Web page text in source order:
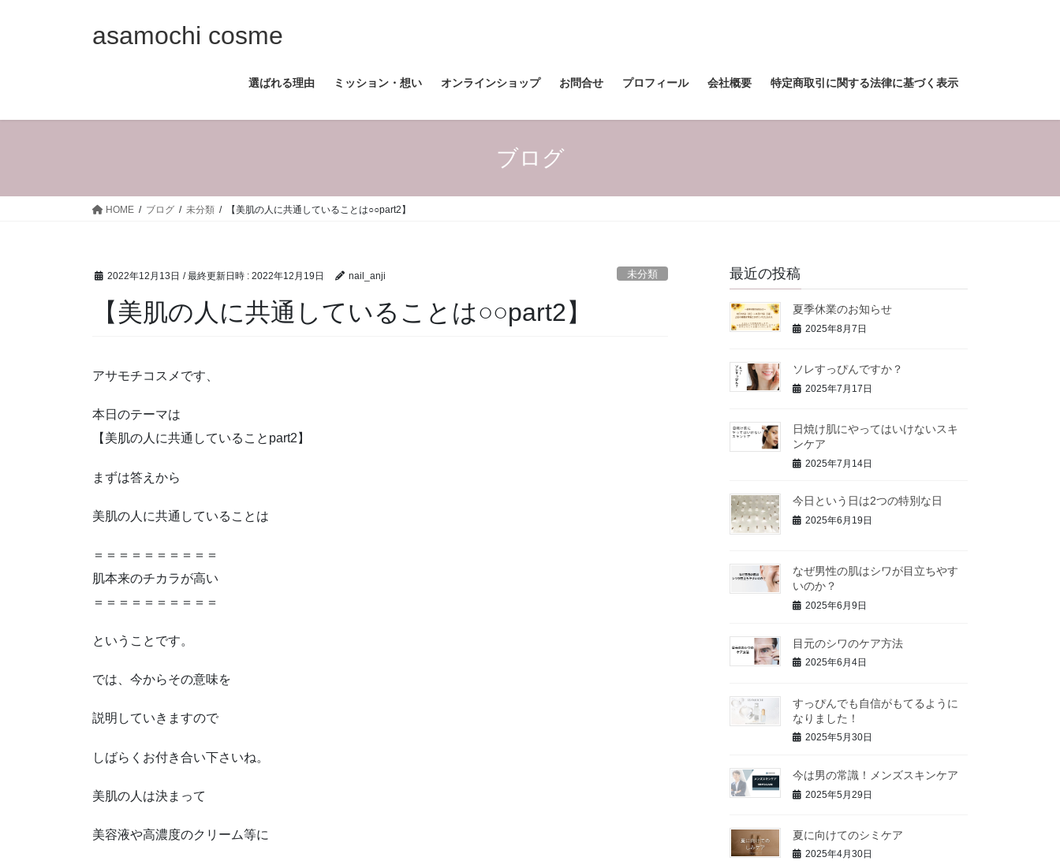
ス
ン
asamochi cosme
選ばれる理由 ミッション・想い オンラインショップ お問合せ プロフィール 会社概要 特定商取引に関する法律に基づく表示
ブログ
HOME ブログ 未分類 【美肌の人に共通していることは○○part2】
2022年12月13日 / 最終更新日時 : 2022年12月19日 nail_anji 未分類
【美肌の人に共通していることは○○part2】
アサモチコスメです、
本日のテーマは
【美肌の人に共通していることpart2】
まずは答えから
美肌の人に共通していることは
＝＝＝＝＝＝＝＝＝＝
肌本来のチカラが高い
＝＝＝＝＝＝＝＝＝＝
ということです。
では、今からその意味を
説明していきますので
しばらくお付き合い下さいね。
美肌の人は決まって
美容液や高濃度のクリーム等に
最近の投稿
夏季休業のお知らせ
2025年8月7日
ソレすっぴんですか？
2025年7月17日
日焼け肌にやってはいけないスキ
ンケア
2025年7月14日
今日という日は2つの特別な日
2025年6月19日
なぜ男性の肌はシワが目立ちやす
いのか？
2025年6月9日
目元のシワのケア方法
2025年6月4日
すっぴんでも自信がもてるように
なりました！
2025年5月30日
今は男の常識！メンズスキンケア
2025年5月29日
夏に向けてのシミケア
2025年4月30日